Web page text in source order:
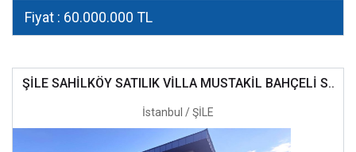
Fiyat : 60.000.000 TL
ŞİLE SAHİLKÖY SATILIK VİLLA MUSTAKİL BAHÇELİ S..
İstanbul / ŞİLE